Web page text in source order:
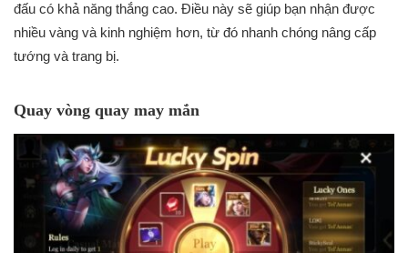
đấu có khả năng thắng cao. Điều này sẽ giúp bạn nhận được
nhiều vàng và kinh nghiệm hơn, từ đó nhanh chóng nâng cấp
tướng và trang bị.
Quay vòng quay may mắn